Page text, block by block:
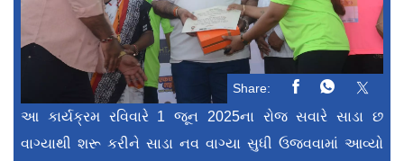
Share:
આ કાર્યક્રમ રવિવારે 1 જૂન 2025ના રોજ સવારે સાડા છ
વાગ્યાથી શરૂ કરીને સાડા નવ વાગ્યા સુધી ઉજવવામાં આવ્યો